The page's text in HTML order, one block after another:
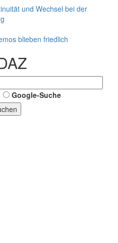
und Wechsel bei der
blieben friedlich
Google-Suche